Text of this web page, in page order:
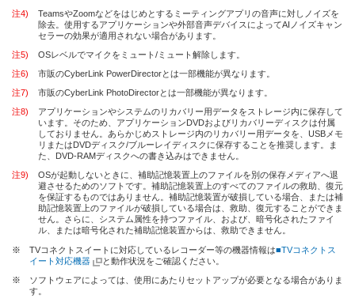
注4)
TeamsやZoomなどをはじめとするミーティングアプリの音声に対しノイズを
除去。使用するアプリケーションや外部音声デバイスによってAIノイズキャン
セラーの効果が適用されない場合があります。
注5)
OSレベルでマイクをミュート/ミュート解除します。
注6)
市販のCyberLink PowerDirectorとは一部機能が異なります。
注7)
市販のCyberLink PhotoDirectorとは一部機能が異なります。
注8)
アプリケーションやシステムのリカバリー用データをストレージ内に保存して
います。そのため、アプリケーションDVDおよびリカバリーディスクは付属
しておりません。あらかじめストレージ内のリカバリー用データを、USBメモ
リまたはDVDディスク/ブルーレイディスクに保存することを推奨します。ま
た、DVD-RAMディスクへの書き込みはできません。
注9)
OSが起動しないときに、補助記憶装置上のファイルを別の保存メディアへ退
避させるためのソフトです。補助記憶装置上のすべてのファイルの救助、復元
を保証するものではありません。補助記憶装置が破損している場合、または補
助記憶装置上のファイルが破損している場合は、救助、復元することができま
せん。さらに、システム属性を持つファイル、および、暗号化されたファイ
ル、または暗号化された補助記憶装置からは、救助できません。
※ TVコネクトスイートに対応しているレコーダー等の機器情報は■TVコネクトス
イート対応機器
と動作状況をご確認ください。
※
ソフトウェアによっては、使用にあたりセットアップが必要となる場合がありま
す。